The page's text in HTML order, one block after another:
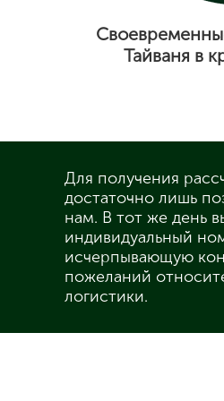
Тайваня в
Для получения
достаточно лишь
нам. В тот же день
индивидуальный
исчерпывающую
пожеланий
логистики.